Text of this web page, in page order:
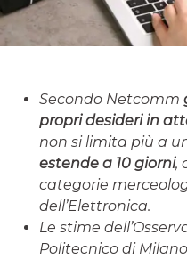
Secondo Netcomm
propri desideri in
non si limita più a
estende a 10 giorni,
categorie
dell’Elettronica.
Le stime
Politecnico di